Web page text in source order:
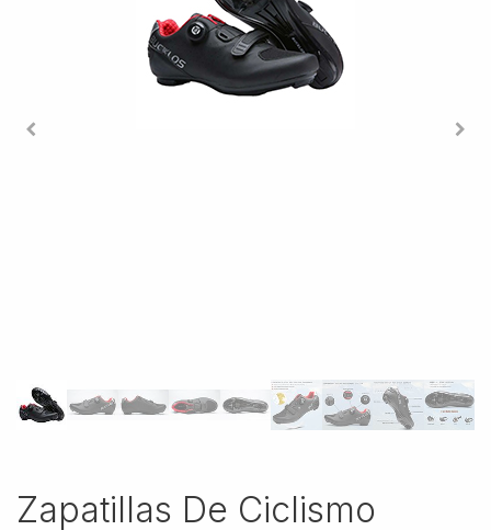
Zapatillas De Ciclismo